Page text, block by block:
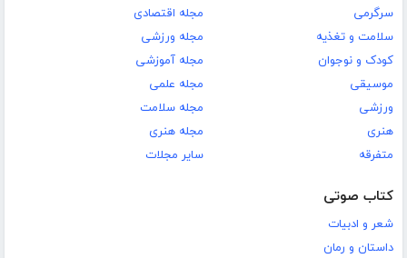
سرگرمی
سلامت و تغذیه
کودک و نوجوان
موسیقی
ورزشی
هنری
متفرقه
مجله اقتصادی
مجله ورزشی
مجله آموزشی
مجله علمی
مجله سلامت
مجله هنری
سایر مجلات
کتاب صوتی
شعر و ادبیات
داستان و رمان